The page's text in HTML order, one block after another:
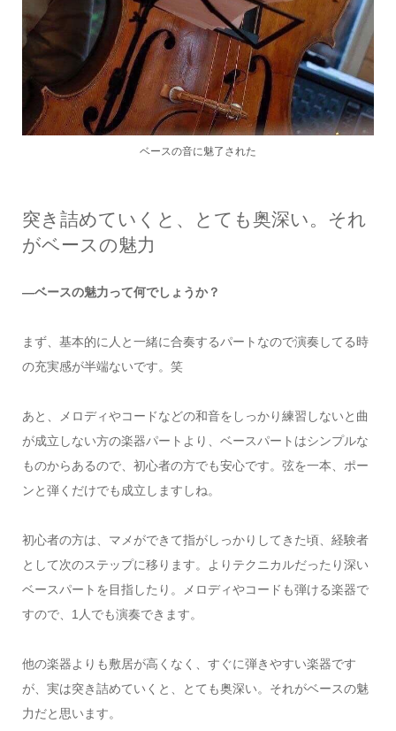
ベースの音に魅了された
突き詰めていくと、とても奥深い。それ
がベースの魅力
―ベースの魅力って何でしょうか？
まず、基本的に人と一緒に合奏するパートなので演奏してる時
の充実感が半端ないです。笑
あと、メロディやコードなどの和音をしっかり練習しないと曲
が成立しない方の楽器パートより、ベースパートはシンプルな
ものからあるので、初心者の方でも安心です。弦を一本、ポー
ンと弾くだけでも成立しますしね。
初心者の方は、マメができて指がしっかりしてきた頃、経験者
として次のステップに移ります。よりテクニカルだったり深い
ベースパートを目指したり。メロディやコードも弾ける楽器で
すので、1人でも演奏できます。
他の楽器よりも敷居が高くなく、すぐに弾きやすい楽器です
が、実は突き詰めていくと、とても奥深い。それがベースの魅
力だと思います。